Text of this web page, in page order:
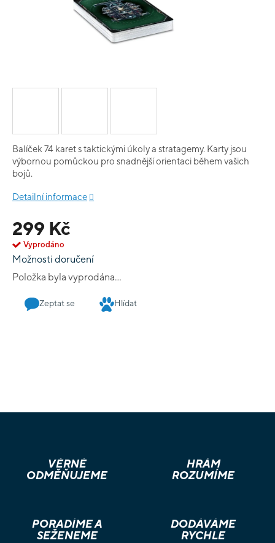
299 Kč
Vyprodáno
Možnosti doručení
Položka byla vyprodána…
Balíček 74 karet s taktickými úkoly a stratagemy. Karty jsou
výbornou pomůckou pro snadnější orientaci během vašich
bojů.
Detailní informace
Zeptat se Hlídat
VĚRNÉ
ODMĚŇUJEME
HRÁM
ROZUMÍME
PORADÍME A
SEŽENEME
DODÁVÁME
RYCHLE